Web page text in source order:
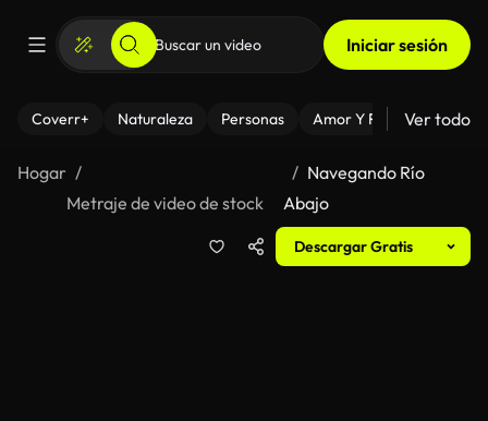
Iniciar sesión
Coverr+ Naturaleza Personas Amor Y Relaciones
Ver todo
Hogar
Metraje de video de stock
Navegando Río
Abajo
Descargar Gratis